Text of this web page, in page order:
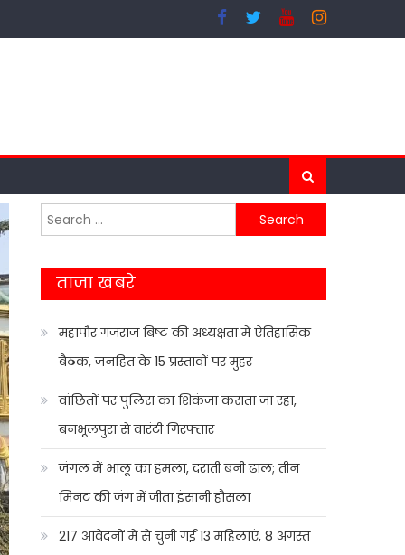
Search
for:
ताजा खबरे
महापौर गजराज बिष्ट की अध्यक्षता में ऐतिहासिक
बैठक, जनहित के 15 प्रस्तावों पर मुहर
वांछितों पर पुलिस का शिकंजा कसता जा रहा,
बनभूलपुरा से वारंटी गिरफ्तार
जंगल में भालू का हमला, दराती बनी ढाल; तीन
मिनट की जंग में जीता इंसानी हौसला
217 आवेदनों में से चुनी गईं 13 महिलाएं, 8 अगस्त